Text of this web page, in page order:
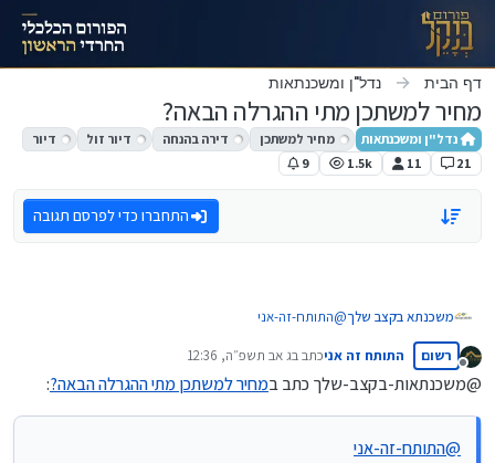
דילוג לתוכן
דף הבית נדל"ן ומשכנתאות
מחיר למשתכן מתי ההגרלה הבאה?
נדל"ן ומשכנתאות מחיר למשתכן דירה בהנחה דיור זול
דיור
21
11
1.5k
9
התחברו כדי לפרסם תגובה
משכנתא בקצב שלך@התותח-זה-אני
מה שאני יודע זה שיעקב רייניץ טען שאמור להיות בסוף הקיץ
הגרלה
מנותק
רשום התותח זה אניכתב בג אב תשפ״ה, 12:36
נערך לאחרונה על ידי
@משכנתאות-בקצב-שלך כתב במחיר למשתכן מתי ההגרלה הבאה?:
@התותח-זה-אני